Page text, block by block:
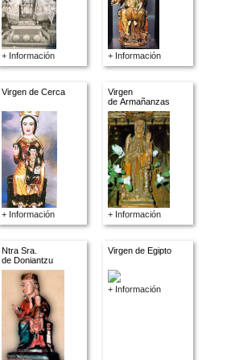
+ Información + Información
Virgen de Cerca
+ Información
Virgen
de Armañanzas
+ Información
Ntra Sra.
de Doniantzu
Virgen de Egipto
+ Información